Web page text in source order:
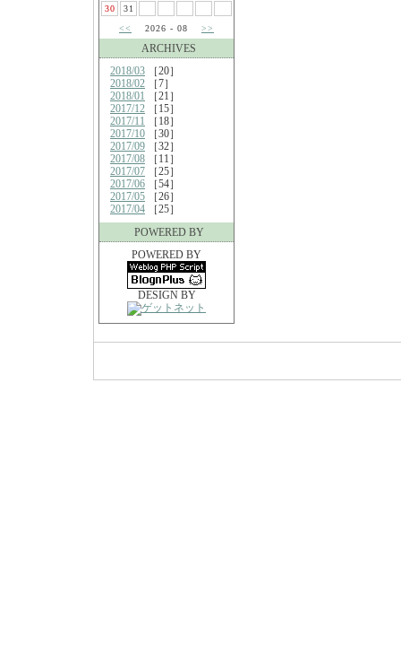
30
31
<<
2026 - 08 >>
ARCHIVES
2018/03 ［20］
2018/02 ［7］
2018/01 ［21］
2017/12 ［15］
2017/11 ［18］
2017/10 ［30］
2017/09 ［32］
2017/08 ［11］
2017/07 ［25］
2017/06 ［54］
2017/05 ［26］
2017/04 ［25］
POWERED BY
POWERED BY
DESIGN BY